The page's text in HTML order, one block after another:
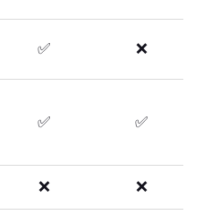
✅ ❌
✅ ✅
❌ ❌